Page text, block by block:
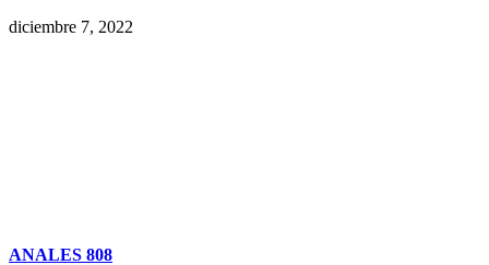
diciembre 7, 2022
ANALES 808